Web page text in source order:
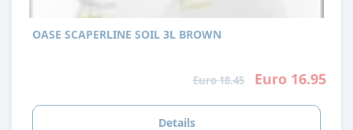
OASE SCAPERLINE SOIL 3L BROWN
Euro 18.45 Euro 16.95
Details